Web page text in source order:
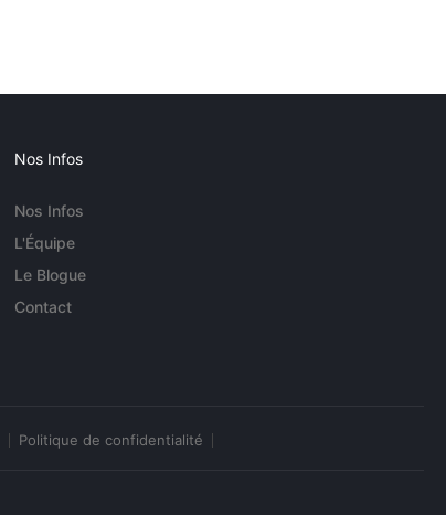
Nos Infos
Nos Infos
L'Équipe
Le Blogue
Contact
Politique de confidentialité